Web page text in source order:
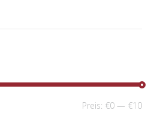
Preis: €0 — €10